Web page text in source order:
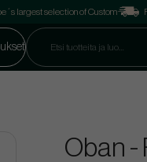
largest selection of Custom
Oban -